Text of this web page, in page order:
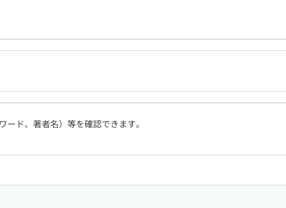
ド、著者名）等を確認できます。